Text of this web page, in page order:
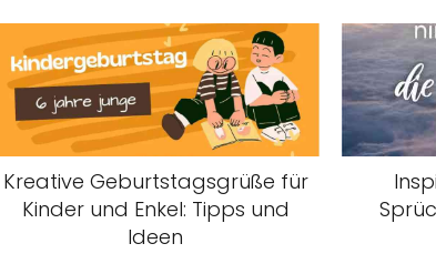
Kreative Geburtstagsgrüße für
Kinder und Enkel: Tipps und
Ideen